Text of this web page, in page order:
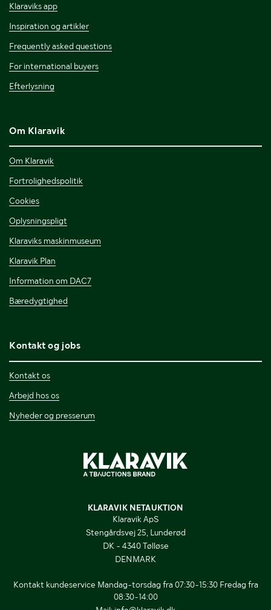
Klaraviks app
Inspiration og artikler
Frequently asked questions
For international buyers
Efterlysning
Om Klaravik
Om Klaravik
Fortrolighedspolitik
Cookies
Oplysningspligt
Klaraviks maskinmuseum
Klaravik Plan
Information om DAC7
Bæredygtighed
Kontakt og jobs
Kontakt os
Arbejd hos os
Nyheder og presserum
KLARAVIK NETAUKTION
Klaravik ApS
Stengårdsvej 25, Lunderød
DK - 4340 Tølløse
DENMARK
Kontakt kundeservice Mandag-torsdag fra 07:30-15:30 Fredag fra
08:30-14:00